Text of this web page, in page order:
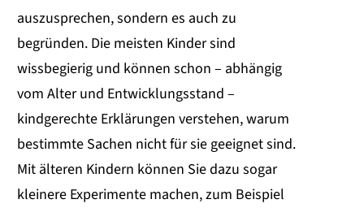
auszusprechen, sondern es auch zu
begründen. Die meisten Kinder sind
wissbegierig und können schon – abhängig
vom Alter und Entwicklungsstand –
kindgerechte Erklärungen verstehen, warum
bestimmte Sachen nicht für sie geeignet sind.
Mit älteren Kindern können Sie dazu sogar
kleinere Experimente machen, zum Beispiel